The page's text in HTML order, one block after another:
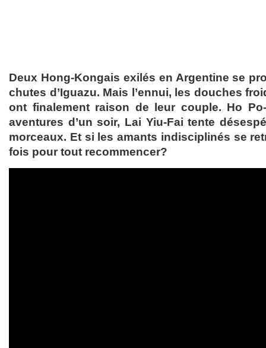
Deux Hong-Kongais exilés en Argentine se
chutes d’Iguazu. Mais l’ennui, les douches
ont finalement raison de leur couple. Ho
aventures d’un soir, Lai Yiu-Fai tente
morceaux. Et si les amants indisciplinés se
fois pour tout recommencer?